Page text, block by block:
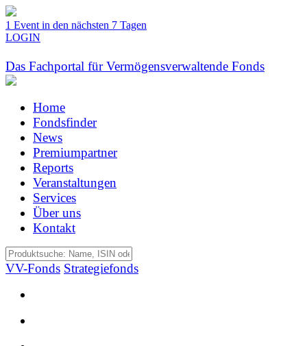
1 Event in den nächsten 7 Tagen
LOGIN
Das Fachportal für Vermögensverwaltende Fonds
Home
Fondsfinder
News
Premiumpartner
Reports
Veranstaltungen
Services
Über uns
Kontakt
VV-Fonds Strategiefonds